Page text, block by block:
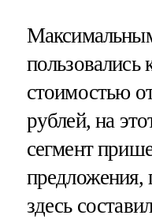
пользовались
стоимостью
рублей, на
сегмент
предложения,
здесь